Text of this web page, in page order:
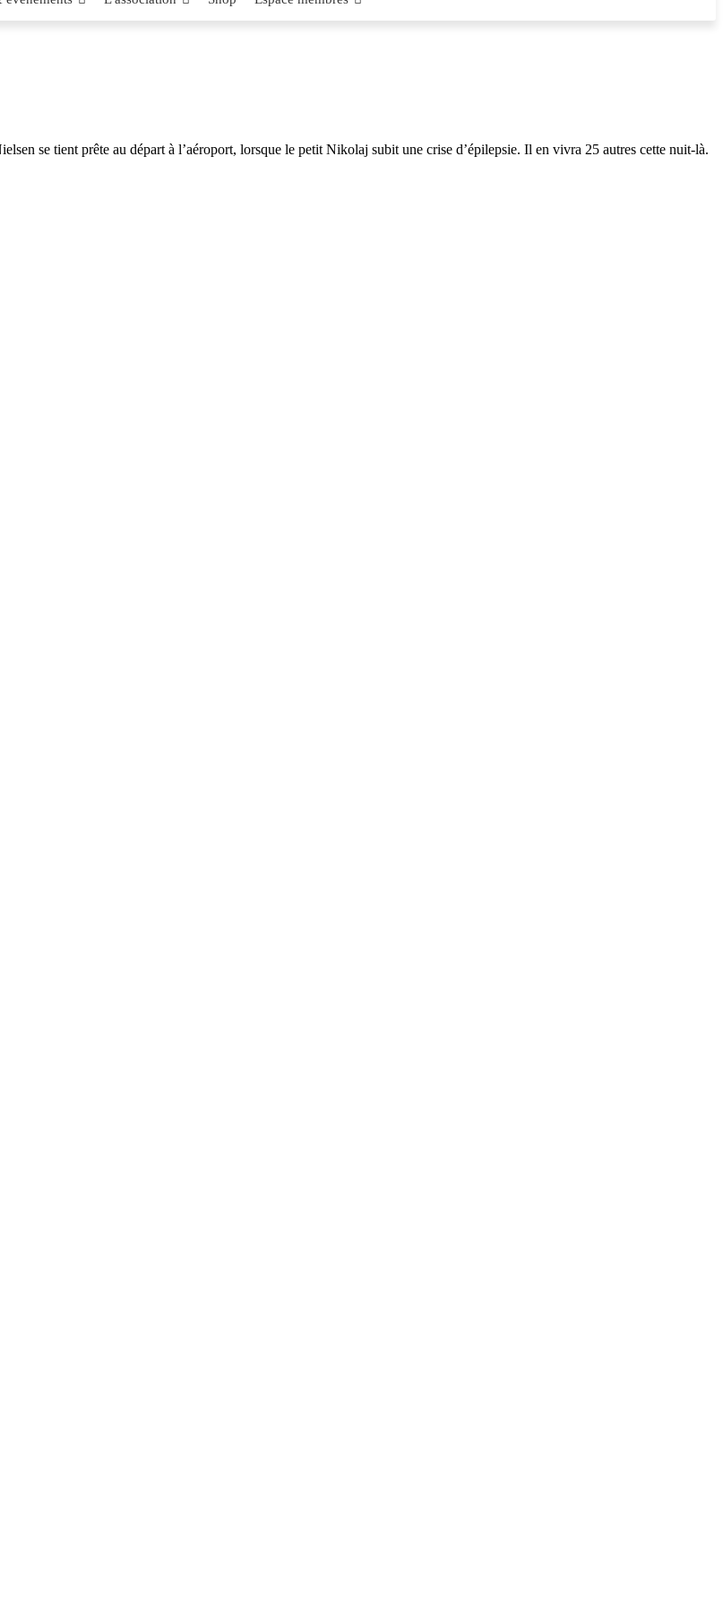
se tient prête au départ à l’aéroport, lorsque le petit Nikolaj subit une crise d’épilepsie. Il en vivra 25 autres cette nuit-là.